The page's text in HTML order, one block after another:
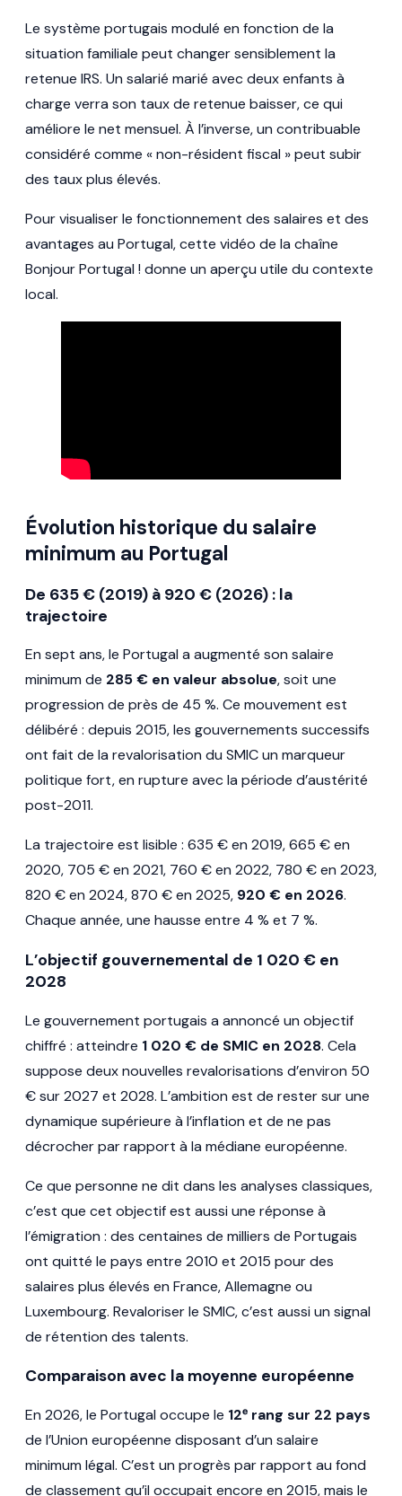
Le système portugais modulé en fonction de la
situation familiale peut changer sensiblement la
retenue IRS. Un salarié marié avec deux enfants à
charge verra son taux de retenue baisser, ce qui
améliore le net mensuel. À l’inverse, un contribuable
considéré comme « non-résident fiscal » peut subir
des taux plus élevés.
Pour visualiser le fonctionnement des salaires et des
avantages au Portugal, cette vidéo de la chaîne
Bonjour Portugal ! donne un aperçu utile du contexte
local.
Évolution historique du salaire
minimum au Portugal
De 635 € (2019) à 920 € (2026) : la
trajectoire
En sept ans, le Portugal a augmenté son salaire
minimum de 285 € en valeur absolue, soit une
progression de près de 45 %. Ce mouvement est
délibéré : depuis 2015, les gouvernements successifs
ont fait de la revalorisation du SMIC un marqueur
politique fort, en rupture avec la période d’austérité
post-2011.
La trajectoire est lisible : 635 € en 2019, 665 € en
2020, 705 € en 2021, 760 € en 2022, 780 € en 2023,
820 € en 2024, 870 € en 2025, 920 € en 2026.
Chaque année, une hausse entre 4 % et 7 %.
L’objectif gouvernemental de 1 020 € en
2028
Le gouvernement portugais a annoncé un objectif
chiffré : atteindre 1 020 € de SMIC en 2028. Cela
suppose deux nouvelles revalorisations d’environ 50
€ sur 2027 et 2028. L’ambition est de rester sur une
dynamique supérieure à l’inflation et de ne pas
décrocher par rapport à la médiane européenne.
Ce que personne ne dit dans les analyses classiques,
c’est que cet objectif est aussi une réponse à
l’émigration : des centaines de milliers de Portugais
ont quitté le pays entre 2010 et 2015 pour des
salaires plus élevés en France, Allemagne ou
Luxembourg. Revaloriser le SMIC, c’est aussi un signal
de rétention des talents.
Comparaison avec la moyenne européenne
En 2026, le Portugal occupe le 12ᵉ rang sur 22 pays
de l’Union européenne disposant d’un salaire
minimum légal. C’est un progrès par rapport au fond
de classement qu’il occupait encore en 2015, mais le